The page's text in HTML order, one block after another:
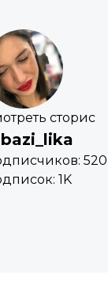
сторис
520
1K